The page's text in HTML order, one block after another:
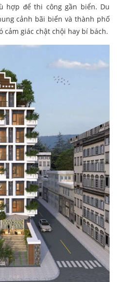
hợp để thi công gần biển. Du
cảnh bãi biển và thành phố
giác chật chội hay bí bách.